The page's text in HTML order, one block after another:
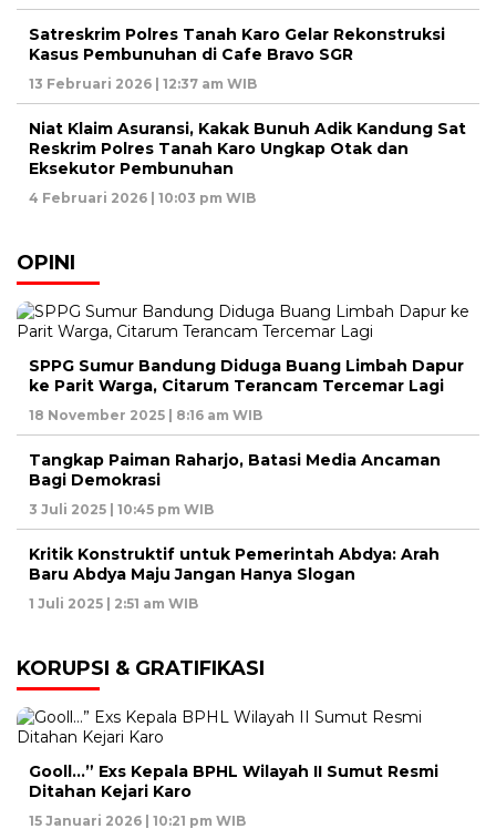
Satreskrim Polres Tanah Karo Gelar Rekonstruksi
Kasus Pembunuhan di Cafe Bravo SGR
13 Februari 2026 | 12:37 am WIB
Niat Klaim Asuransi, Kakak Bunuh Adik Kandung Sat
Reskrim Polres Tanah Karo Ungkap Otak dan
Eksekutor Pembunuhan
4 Februari 2026 | 10:03 pm WIB
OPINI
SPPG Sumur Bandung Diduga Buang Limbah Dapur
ke Parit Warga, Citarum Terancam Tercemar Lagi
18 November 2025 | 8:16 am WIB
Tangkap Paiman Raharjo, Batasi Media Ancaman
Bagi Demokrasi
3 Juli 2025 | 10:45 pm WIB
Kritik Konstruktif untuk Pemerintah Abdya: Arah
Baru Abdya Maju Jangan Hanya Slogan
1 Juli 2025 | 2:51 am WIB
KORUPSI & GRATIFIKASI
Gooll…” Exs Kepala BPHL Wilayah II Sumut Resmi
Ditahan Kejari Karo
15 Januari 2026 | 10:21 pm WIB